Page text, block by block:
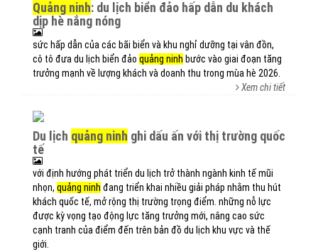
quảng ninh: du lịch biển đảo hấp dẫn du khách
dịp hè nắng nóng
sức hấp dẫn của các bãi biển và khu nghỉ dưỡng tại vân đồn,
cô tô đưa du lịch biển đảo quảng ninh bước vào giai đoạn tăng
trưởng mạnh về lượng khách và doanh thu trong mùa hè 2026.
Xem chi tiết
du lịch quảng ninh ghi dấu ấn với thị trường quốc
tế
với định hướng phát triển du lịch trở thành ngành kinh tế mũi
nhọn, quảng ninh đang triển khai nhiều giải pháp nhằm thu hút
khách quốc tế, mở rộng thị trường trọng điểm. những nỗ lực
được kỳ vọng tạo động lực tăng trưởng mới, nâng cao sức
cạnh tranh của điểm đến trên bản đồ du lịch khu vực và thế
giới.